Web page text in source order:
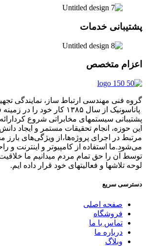
پشتیبانی خدمات
اعزام متخصص
گروه فنی مهندسی ارتباط ساز، نمایندگی
پاناسونیک از سال ۱۳۸۵ کار خود
پشتیبانی سیستمهای مخابراتی شروع
این حوزه، انجام تحقیقات مستمر و ایجاد
مرتبط در اجرای پروژه‌ها،از ویژگی‌های
می‌شود.ما استفاده از کامپیوتر و اینترنت و
توسط آن را حق تمام مردم میدانیم ما
لوحه تلاشها و فعالیتهای خود قرار داده ایم.
دسترسی سریع
صفحه اصلی
فروشگاه
تماس با ما
درباره ما
وبلاگ